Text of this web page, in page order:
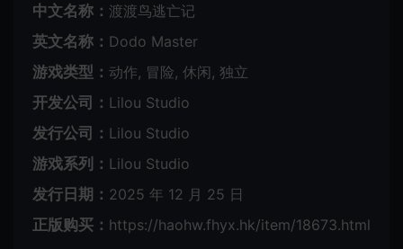
中文名称： 渡渡鸟逃亡记
英文名称： Dodo Master
游戏类型： 动作, 冒险, 休闲, 独立
开发公司： Lilou Studio
发行公司： Lilou Studio
游戏系列： Lilou Studio
发行日期： 2025 年 12 月 25 日
正版购买： https://haohw.fhyx.hk/item/18673.html